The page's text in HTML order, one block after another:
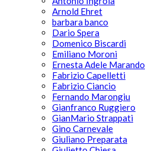
Arnold Ehret
barbara banco
Dario Spera
Domenico Biscardi
Emiliano Moroni
Ernesta Adele Marando
Fabrizio Capelletti
Fabrizio Ciancio
Fernando Marongiu
Gianfranco Ruggiero
GianMario Strappati
Gino Carnevale
Giuliano Preparata